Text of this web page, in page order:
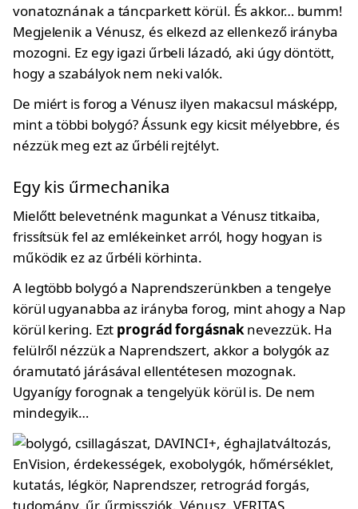
vonatoznának a táncparkett körül. És akkor… bumm!
Megjelenik a Vénusz, és elkezd az ellenkező irányba
mozogni. Ez egy igazi űrbeli lázadó, aki úgy döntött,
hogy a szabályok nem neki valók.
De miért is forog a Vénusz ilyen makacsul másképp,
mint a többi bolygó? Ássunk egy kicsit mélyebbre, és
nézzük meg ezt az űrbéli rejtélyt.
Egy kis űrmechanika
Mielőtt belevetnénk magunkat a Vénusz titkaiba,
frissítsük fel az emlékeinket arról, hogy hogyan is
működik ez az űrbéli körhinta.
A legtöbb bolygó a Naprendszerünkben a tengelye
körül ugyanabba az irányba forog, mint ahogy a Nap
körül kering. Ezt prográd forgásnaknevezzük. Ha
felülről nézzük a Naprendszert, akkor a bolygók az
óramutató járásával ellentétesen mozognak.
Ugyanígy forognak a tengelyük körül is. De nem
mindegyik…